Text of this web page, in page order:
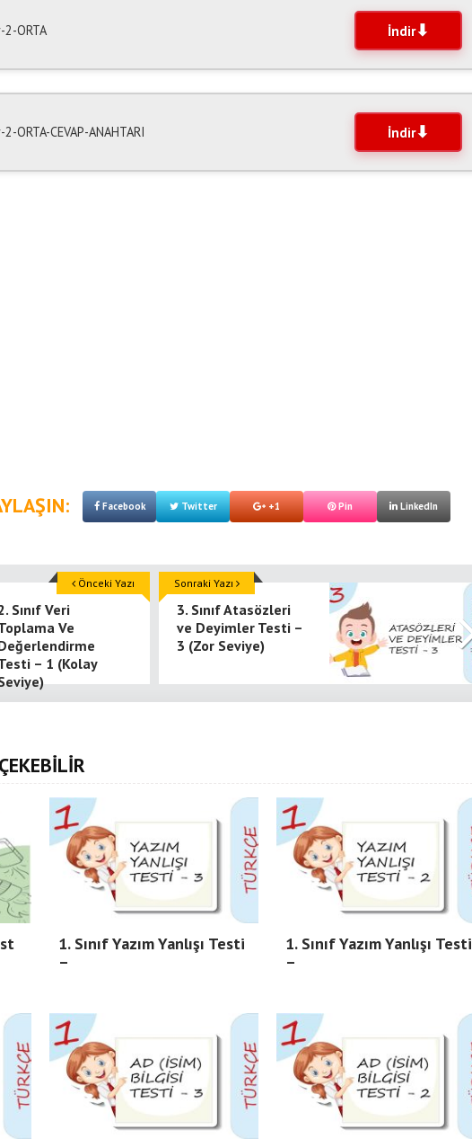
ORTA İndir
CEVAP-ANAHTARI İndir
Facebook Twitter +1 Pin LinkedIn
Sınıf Veri
Ve
– 1 (Kolay
Önceki Yazı
3. Sınıf Atasözleri
ve Deyimler Testi –
3 (Zor Seviye)
Sonraki Yazı
1. Sınıf Yazım Yanlışı Testi
–
1. Sınıf Yazım Yanlışı Testi
–